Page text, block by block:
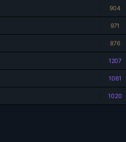
904
971
876
1207
1061
1020